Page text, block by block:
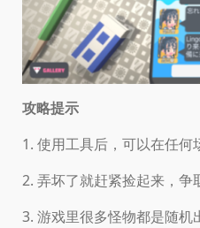
攻略提示
1. 使用工具后，可以在任何
2. 弄坏了就赶紧捡起来，争
3. 游戏里很多怪物都是随